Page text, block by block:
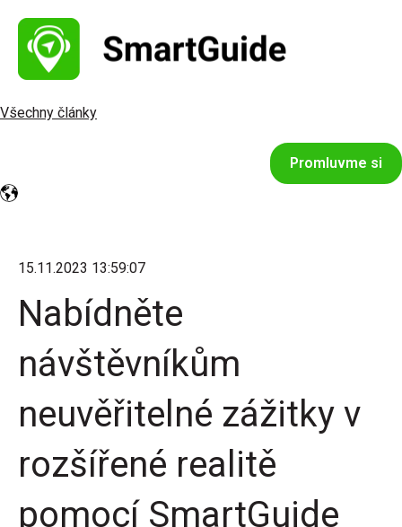
Všechny články
Promluvme si
15.11.2023 13:59:07
Nabídněte
návštěvníkům
neuvěřitelné zážitky v
rozšířené realitě
pomocí SmartGuide